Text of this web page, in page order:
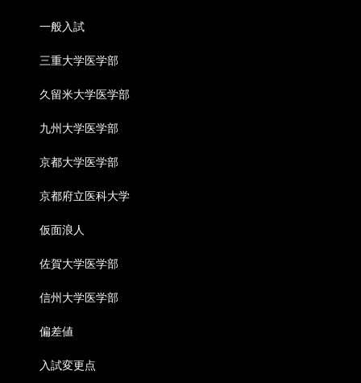
一般入試
三重大学医学部
久留米大学医学部
九州大学医学部
京都大学医学部
京都府立医科大学
仮面浪人
佐賀大学医学部
信州大学医学部
偏差値
入試変更点